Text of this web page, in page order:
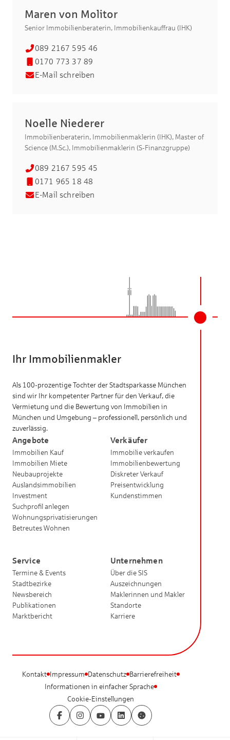
Maren von Molitor
Senior Immobilienberaterin, Immobilienkauffrau (IHK)
089 2167 595 46
0170 773 37 89
E-Mail schreiben
Noelle Niederer
Immobilienberaterin, Immobilienmaklerin (IHK), Master of
Science (M.Sc.), Immobilienmaklerin (S-Finanzgruppe)
089 2167 595 45
0171 965 18 48
E-Mail schreiben
Ihr Immobilienmakler
Als 100-prozentige Tochter der Stadtsparkasse München
sind wir Ihr kompetenter Partner für den Verkauf, die
Vermietung und die Bewertung von Immobilien in
München und Umgebung – professionell, persönlich und
zuverlässig.
Angebote
Immobilien Kauf
Immobilien Miete
Neubauprojekte
Auslandsimmobilien
Investment
Suchprofil anlegen
Wohnungsprivatisierungen
Betreutes Wohnen
Verkäufer
Immobilie verkaufen
Immobilienbewertung
Diskreter Verkauf
Preisentwicklung
Kundenstimmen
Service
Termine & Events
Stadtbezirke
Newsbereich
Publikationen
Marktbericht
Unternehmen
Über die SIS
Auszeichnungen
Maklerinnen und Makler
Standorte
Karriere
Kontakt Impressum Datenschutz Barrierefreiheit
Informationen in einfacher Sprache
Cookie-Einstellungen
FacebookInstagramYouTubeLinkedInCookie-Einstellungen